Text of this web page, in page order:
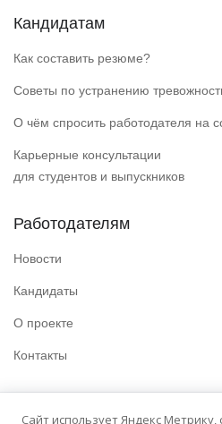
Кандидатам
Как составить резюме?
Советы по устранению
О чём спросить работодателя на
Карьерные консультации
для студентов и выпускников
Работодателям
Новости
Кандидаты
О проекте
Контакты
Сайт использует Яндекс